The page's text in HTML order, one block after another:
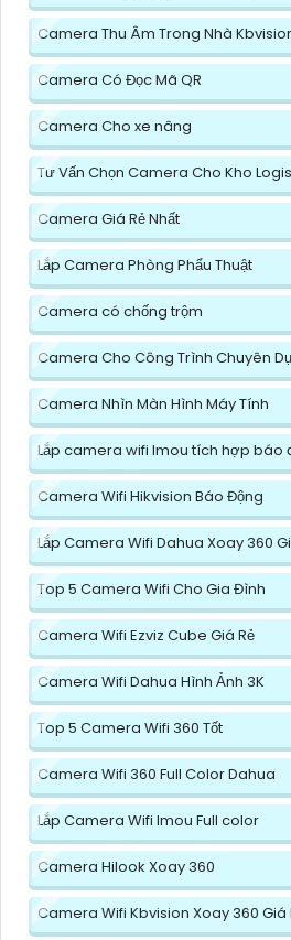
Camera Thu Âm Trong Nhà
Camera Có Đọc Mã QR
Camera Cho xe nâng
Tư Vấn Chọn Camera Cho Kho
Camera Giá Rẻ Nhất
Lắp Camera Phòng Phẩu Thuật
Camera có chống trộm
Camera Cho Công Trình Chuyên
Camera Nhìn Màn Hình Máy Tính
Lắp camera wifi Imou tích hợp báo
Camera Wifi Hikvision Báo Động
Lắp Camera Wifi Dahua Xoay 360
Top 5 Camera Wifi Cho Gia Đình
Camera Wifi Ezviz Cube Giá Rẻ
Camera Wifi Dahua Hình Ảnh 3K
Top 5 Camera Wifi 360 Tốt
Camera Wifi 360 Full Color Dahua
Lắp Camera Wifi Imou Full color
Camera Hilook Xoay 360
Camera Wifi Kbvision Xoay 360 Giá